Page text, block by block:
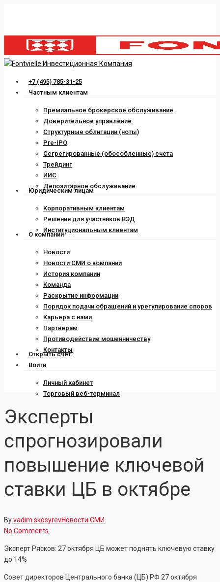
content
Menu
+7 (495) 785-31-25
Частным клиентам
Премиальное брокерское обслуживание
Доверительное управление
Структурные облигации (ноты)
Pre-IPO
Сегрегированные (обособленные) счета
Трейдинг
ИИС
Депозитарное обслуживание
Юридическим лицам
Корпоративным клиентам
Решения для участников ВЭД
Институциональным клиентам
О компании
Новости
Новости СМИ о компании
История компании
Команда
Раскрытие информации
Порядок подачи обращений и урегулирование споров
Карьера с нами
Партнерам
Противодействие мошенничеству
Контакты
Открыть счет
Войти
Личный кабинет
Торговый веб-терминал
Эксперты
спрогнозировали
повышение ключевой
ставки ЦБ в октябре
Byvadim.skosyrevНовости СМИ
No Comments
Эксперт Рясков: 27 октября ЦБ может поднять ключевую ставку
до 14%
Совет директоров Центрального банка (ЦБ) РФ 27 октября